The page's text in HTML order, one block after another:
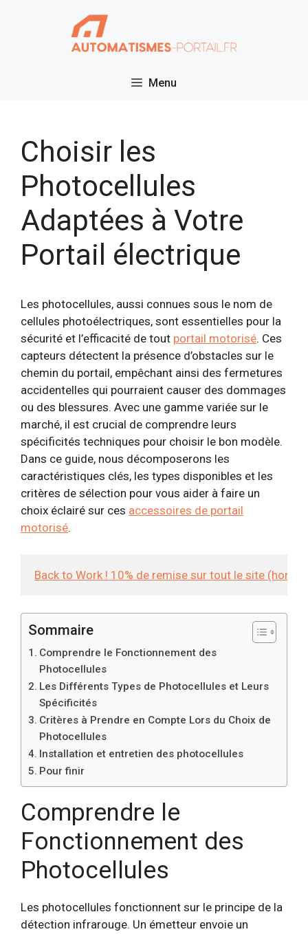
Menu
Choisir les
Photocellules
Adaptées à Votre
Portail électrique
Les photocellules, aussi connues sous le nom de
cellules photoélectriques, sont essentielles pour la
sécurité et l’efficacité de tout portail motorisé. Ces
capteurs détectent la présence d’obstacles sur le
chemin du portail, empêchant ainsi des fermetures
accidentelles qui pourraient causer des dommages
ou des blessures. Avec une gamme variée sur le
marché, il est crucial de comprendre leurs
spécificités techniques pour choisir le bon modèle.
Dans ce guide, nous décomposerons les
caractéristiques clés, les types disponibles et les
critères de sélection pour vous aider à faire un
choix éclairé sur ces accessoires de portail
motorisé.
Back to Work ! 10% de remise sur tout le site (hors
Sommaire
Comprendre le Fonctionnement des
Photocellules
Les Différents Types de Photocellules et Leurs
Spécificités
Critères à Prendre en Compte Lors du Choix de
Photocellules
Installation et entretien des photocellules
Pour finir
Comprendre le
Fonctionnement des
Photocellules
Les photocellules fonctionnent sur le principe de la
détection infrarouge. Un émetteur envoie un